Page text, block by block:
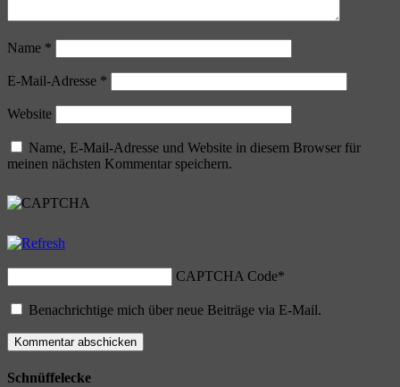
Name *
E-Mail-Adresse *
Website
Name, E-Mail-Adresse und Website in diesem Browser für
meinen nächsten Kommentar speichern.
CAPTCHA Code*
Benachrichtige mich über neue Beiträge via E-Mail.
Schnüffelecke